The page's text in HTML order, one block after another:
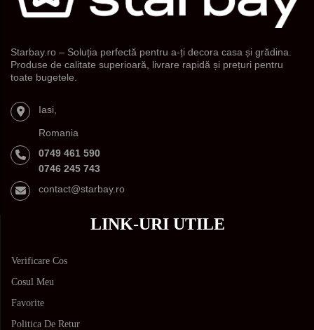
Starbay.ro – Soluția perfectă pentru a-ți decora casa și grădina.
Produse de calitate superioară, livrare rapidă și prețuri pentru
toate bugetele.
Iasi,
Romania
0749 461 590
0746 245 743
contact@starbay.ro
LINK-URI UTILE
Verificare Cos
Cosul Meu
Favorite
Politica De Retur